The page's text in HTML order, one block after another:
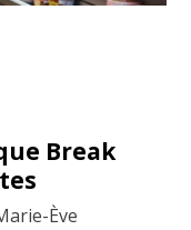
Break
Ève